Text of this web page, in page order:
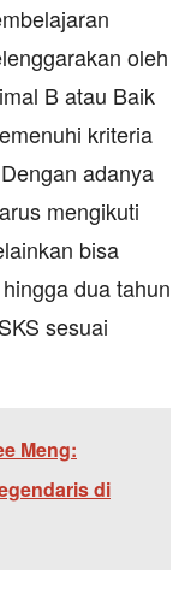
oleh
B atau Baik
kriteria
adanya
mengikuti
bisa
dua tahun
sesuai
Meng:
di